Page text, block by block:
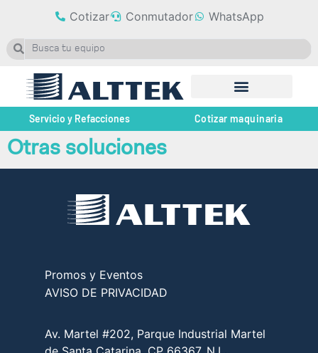
Cotizar Conmutador WhatsApp
Servicio y Refacciones Cotizar maquinaria
Otras soluciones
Promos y Eventos
AVISO DE PRIVACIDAD
Av. Martel #202, Parque Industrial Martel